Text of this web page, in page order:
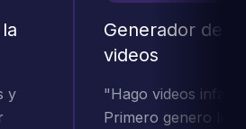
Generador de
videos
Hago videos
Primero genero las